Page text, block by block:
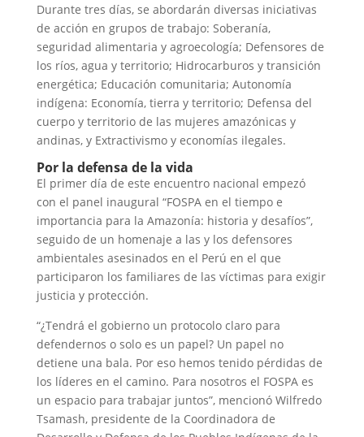
Durante tres días, se abordarán diversas iniciativas
de acción en grupos de trabajo: Soberanía,
seguridad alimentaria y agroecología; Defensores de
los ríos, agua y territorio; Hidrocarburos y transición
energética; Educación comunitaria; Autonomía
indígena: Economía, tierra y territorio; Defensa del
cuerpo y territorio de las mujeres amazónicas y
andinas, y Extractivismo y economías ilegales.
Por la defensa de la vida
El primer día de este encuentro nacional empezó
con el panel inaugural “FOSPA en el tiempo e
importancia para la Amazonía: historia y desafíos”,
seguido de un homenaje a las y los defensores
ambientales asesinados en el Perú en el que
participaron los familiares de las víctimas para exigir
justicia y protección.
“¿Tendrá el gobierno un protocolo claro para
defendernos o solo es un papel? Un papel no
detiene una bala. Por eso hemos tenido pérdidas de
los líderes en el camino. Para nosotros el FOSPA es
un espacio para trabajar juntos”, mencionó Wilfredo
Tsamash, presidente de la Coordinadora de